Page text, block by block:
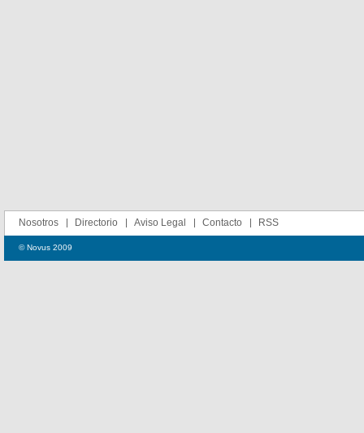
Nosotros Directorio Aviso Legal Contacto RSS
© Novus 2009